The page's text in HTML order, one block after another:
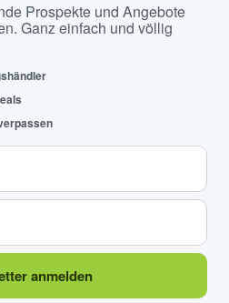
Prospekte und Angebote
Ganz einfach und völlig
anmelden